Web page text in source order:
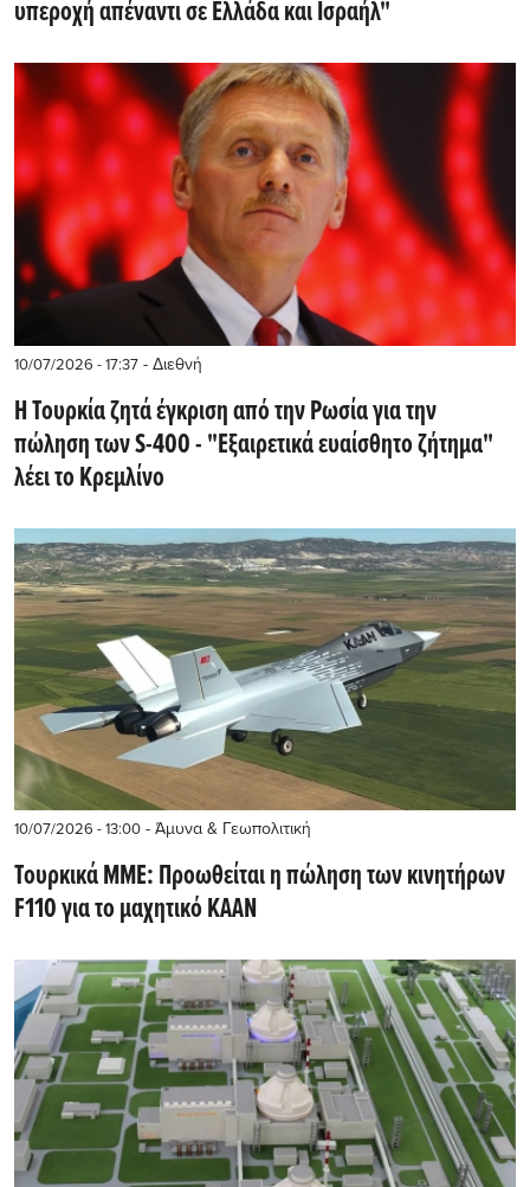
υπεροχή απέναντι σε Ελλάδα και Ισραήλ"
10/07/2026 - 17:37 - Διεθνή
Η Τουρκία ζητά έγκριση από την Ρωσία για την
πώληση των S-400 - "Εξαιρετικά ευαίσθητο ζήτημα"
λέει το Κρεμλίνο
10/07/2026 - 13:00 - Άμυνα & Γεωπολιτική
Τουρκικά ΜΜΕ: Προωθείται η πώληση των κινητήρων
F110 για το μαχητικό KAAN